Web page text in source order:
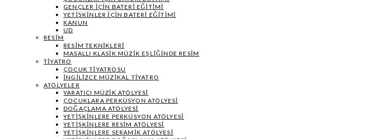
GENÇLER İÇIN BATERI EĞITIMI
YETIŞKINLER IÇIN BATERI EĞITIMI
KANUN
UD
RESIM
RESIM TEKNIKLERI
MASALLI KLASIK MÜZIK EŞLIĞINDE RESIM
TIYATRO
ÇOCUK TIYATROSU
İNGILIZCE MÜZIKAL TIYATRO
ATÖLYELER
YARATICI MÜZIK ATÖLYESI
ÇOCUKLARA PERKÜSYON ATÖLYESI
DOĞAÇLAMA ATÖLYESI
YETIŞKINLERE PERKÜSYON ATÖLYESI
YETIŞKINLERE RESIM ATÖLYESI
YETIŞKINLERE SERAMIK ATÖLYESI